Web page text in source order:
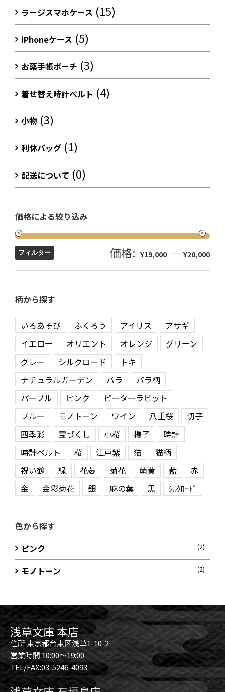
ラージスマホケース (15)
iPhoneケース (5)
お薬手帳ポーチ (3)
着せ替え時計ベルト (4)
小物 (3)
利休バッグ (1)
配送について (0)
価格による絞り込み
フィルター 価格: ¥19,000 — ¥20,000
柄から探す
いろあそび ふくろう アイリス
アサギ
イエロー
オリエント オレンジ
グリーン
グレー
シルクロード
トキ
ナチュラルガーデン
バラ
バラ柄
パープル
ピンク
ピーターラビット
ブルー
モノトーン ワイン 八重桜
切子
四季彩
宝づくし 小桜 撫子
時計
時計ベルト
桜 江戸紫 猫
猫柄
祝い鶴
緑 花菱 菊花 萌黄 藍
赤
金
金彩菊花 銀 麻の葉 黒 ｼﾙｸﾛｰﾄﾞ
色から探す
ピンク
(2)
モノトーン (2)
浅草文庫 本店
住所:東京都台東区浅草1-10-2
営業時間:10:00～19:00
TEL/FAX:03-5246-4093